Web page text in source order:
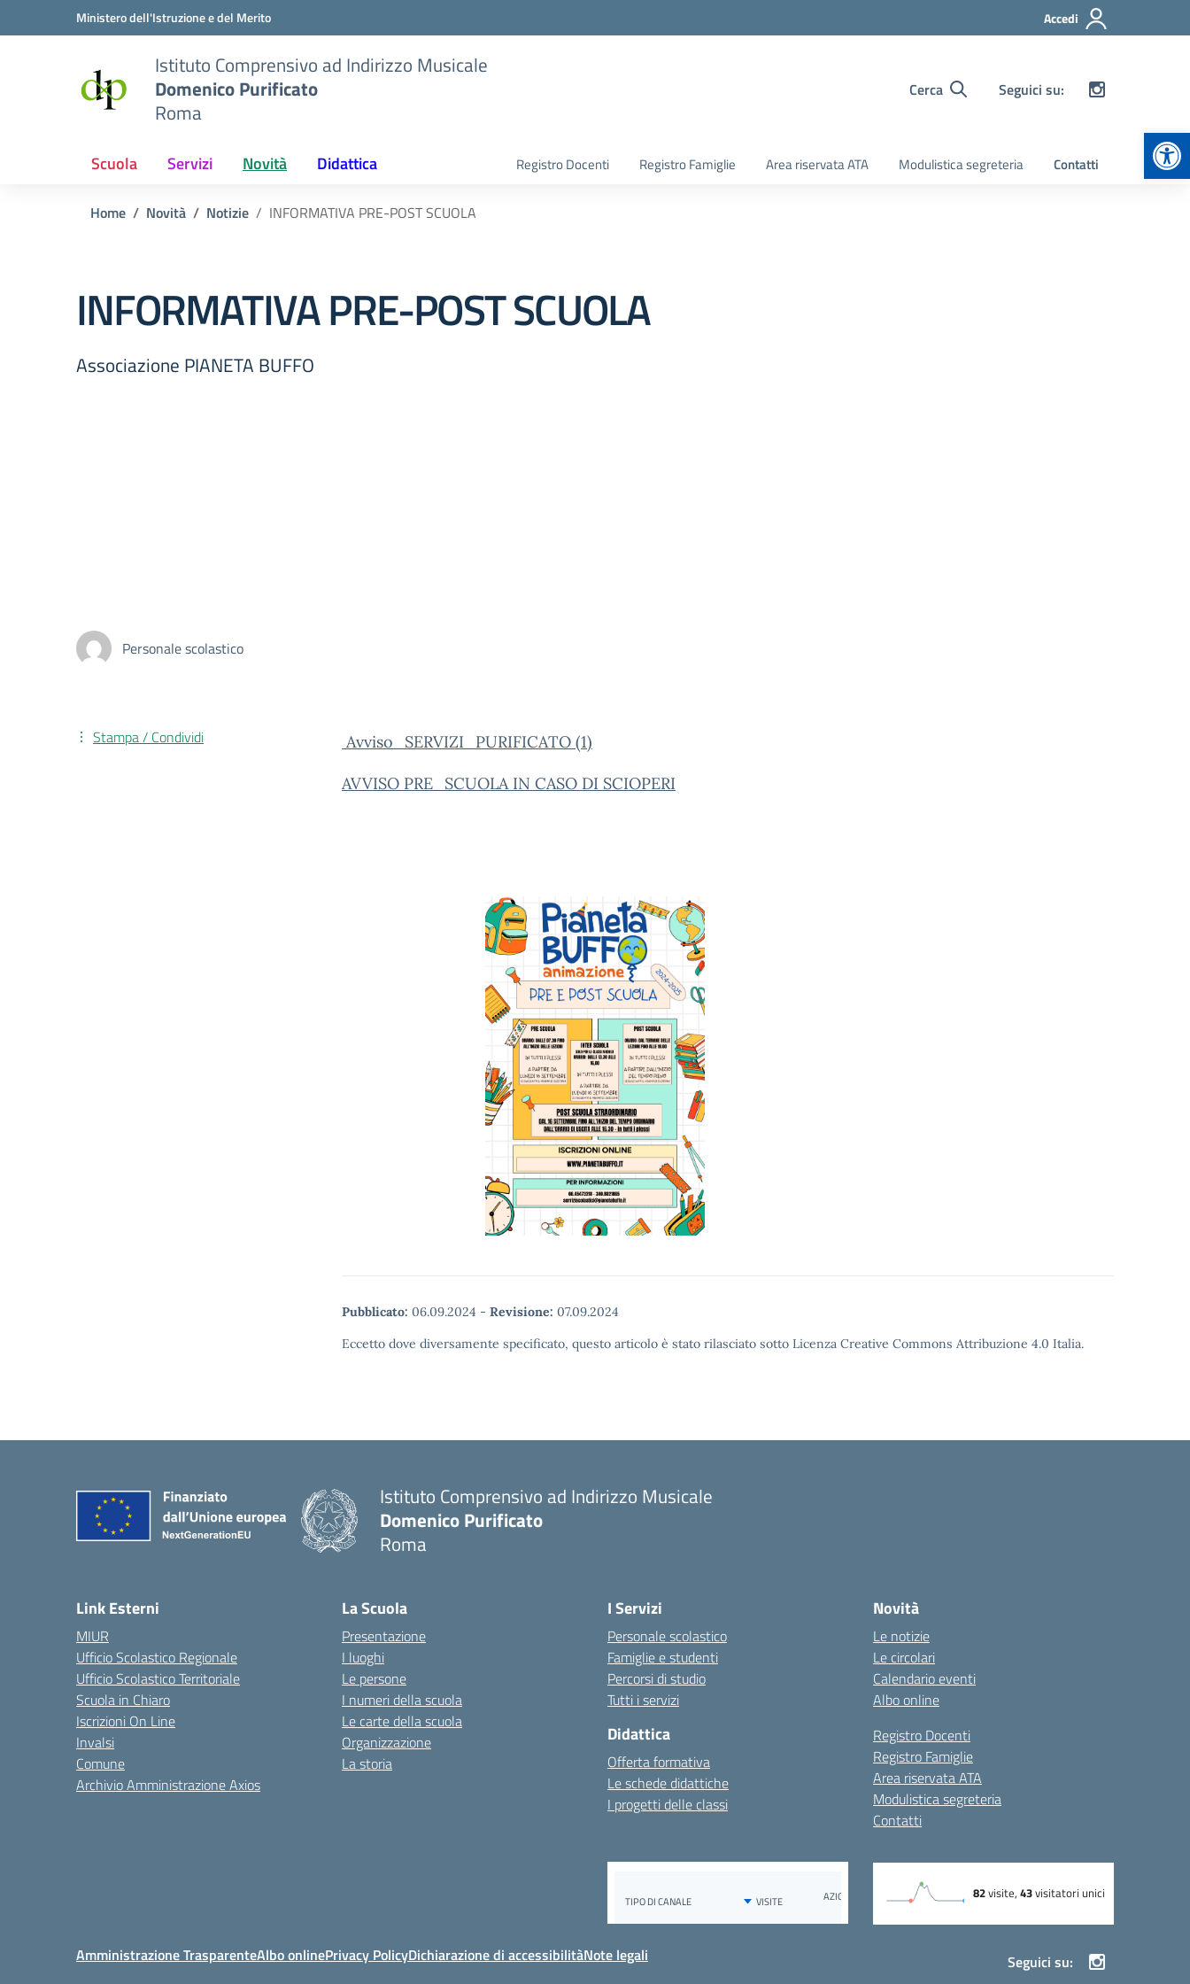
Vai ai contenuti
Vai al menu di navigazioneMinistero dell'Istruzione e del Merito Accedi
Istituto Comprensivo ad Indirizzo Musicale
Domenico Purificato
Roma
Cerca Seguici su:
Scuola Servizi Novità Didattica Registro Docenti Registro Famiglie Area riservata ATA Modulistica segreteria Contatti
Home Novità Notizie INFORMATIVA PRE-POST SCUOLA
INFORMATIVA PRE-POST SCUOLA
Associazione PIANETA BUFFO
Personale scolastico
Avviso_SERVIZI_PURIFICATO (1)
AVVISO PRE_SCUOLA IN CASO DI SCIOPERI
Pubblicato: 06.09.2024 - Revisione: 07.09.2024
Eccetto dove diversamente specificato, questo articolo è stato rilasciato sotto Licenza Creative Commons Attribuzione 4.0 Italia.
Stampa / Condividi
Istituto Comprensivo ad Indirizzo Musicale
Domenico Purificato
Roma
Link Esterni
MIUR
Ufficio Scolastico Regionale
Ufficio Scolastico Territoriale
Scuola in Chiaro
Iscrizioni On Line
Invalsi
Comune
Archivio Amministrazione Axios
La Scuola
Presentazione
I luoghi
Le persone
I numeri della scuola
Le carte della scuola
Organizzazione
La storia
I Servizi
Personale scolastico
Famiglie e studenti
Percorsi di studio
Tutti i servizi
Didattica
Offerta formativa
Le schede didattiche
I progetti delle classi
Novità
Le notizie
Le circolari
Calendario eventi
Albo online
Registro Docenti
Registro Famiglie
Area riservata ATA
Modulistica segreteria
Contatti
Amministrazione TrasparenteAlbo onlinePrivacy PolicyDichiarazione di accessibilitàNote legali Seguici su: